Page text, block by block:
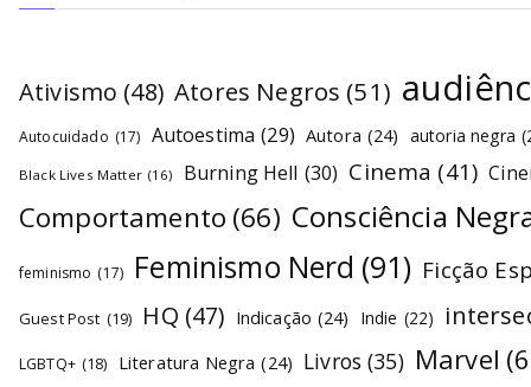
Ativismo (48) Atores Negros (51)
Autocuidado (17) Autoestima (29) Autora (24) autoria negra
Black Lives Matter (16) Burning Hell (30) Cinema (41)
Comportamento (66) Consciência
feminismo (17) Feminismo Nerd (91) Ficção
Guest Post (19) HQ (47) Indicação (24) Indie (22)
LGBTQ+ (18) Literatura Negra (24) Livros (35) Marvel